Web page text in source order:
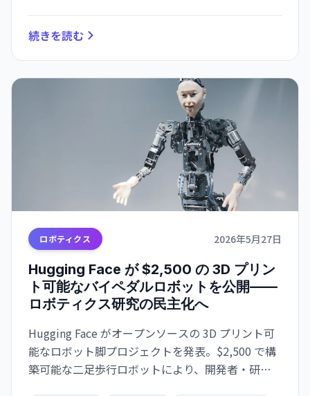
続きを読む
ロボティクス 2026年5月27日
Hugging Face が $2,500 の 3D プリン
ト可能なバイペダルロボットを公開——
ロボティクス研究の民主化へ
Hugging Face がオープンソースの 3D プリント可
能なロボット脚プロジェクトを発表。$2,500 で構
築可能な二足歩行ロボットにより、開発者・研究